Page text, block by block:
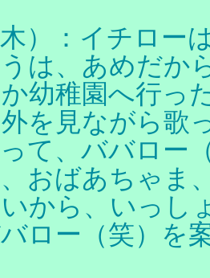
）：イチロー
うは、あめだ
幼稚園へ行っ
を見ながら歌
て、ババロー
、おばあちゃ
から、いっし
ロー（笑）を